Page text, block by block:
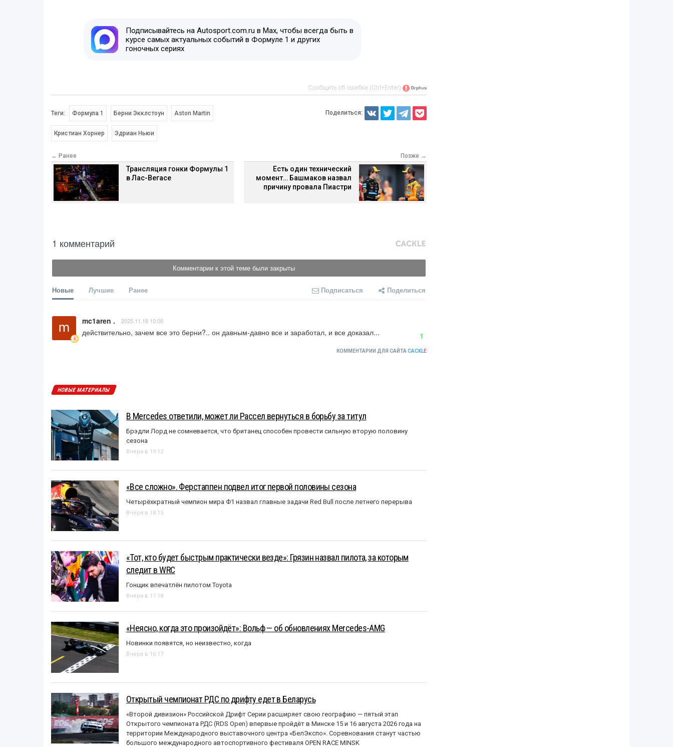
Подписывайтесь на Autosport.com.ru в Max, чтобы всегда быть в
курсе самых актуальных событий в Формуле 1 и других
гоночных сериях
Сообщить об ошибке (Ctrl+Enter)
Теги: Формула 1 Берни Экклстоун Aston Martin
Кристиан Хорнер Эдриан Ньюи
Поделиться:
← Ранее
Трансляция гонки Формулы 1
в Лас-Вегасе
Позже →
Есть один технический
момент… Башмаков назвал
причину провала Пиастри
1 комментарий
Комментарии к этой теме были закрыты
Новые Лучшие Ранее Подписаться Поделиться
mc1aren . 2025.11.18 10:00
действительно, зачем все это берни?.. он давным-давно все и заработал, и все доказал... 1
КОММЕНТАРИИ ДЛЯ САЙТА CACKLE
НОВЫЕ МАТЕРИАЛЫ
В Mercedes ответили, может ли Рассел вернуться в борьбу за титул
Брэдли Лорд не сомневается, что британец способен провести сильную вторую половину
сезона
Вчера в 19:12
«Все сложно». Ферстаппен подвел итог первой половины сезона
Четырёхкратный чемпион мира Ф1 назвал главные задачи Red Bull после летнего перерыва
Вчера в 18:15
«Тот, кто будет быстрым практически везде»: Грязин назвал пилота, за которым
следит в WRC
Гонщик впечатлён пилотом Toyota
Вчера в 17:18
«Неясно, когда это произойдёт»: Вольф — об обновлениях Mercedes-AMG
Новинки появятся, но неизвестно, когда
Вчера в 16:17
Открытый чемпионат РДС по дрифту едет в Беларусь
«Второй дивизион» Российской Дрифт Серии расширяет свою географию — пятый этап
Открытого чемпионата РДС (RDS Open) впервые пройдёт в Минске 15 и 16 августа 2026 года на
территории Международного выставочного центра «БелЭкспо». Соревнования станут частью
большого международного автоспортивного фестиваля OPEN RACE MINSK